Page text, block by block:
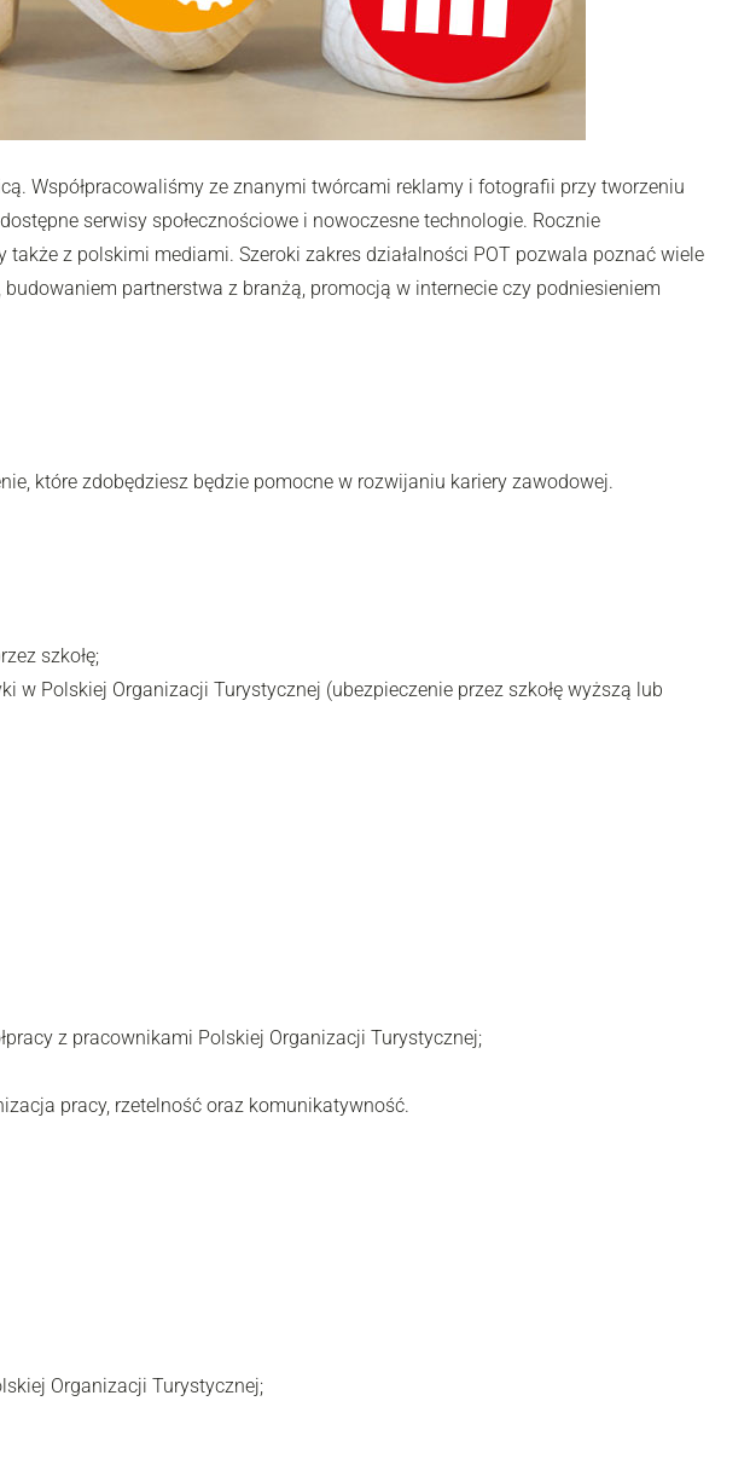
Współpracowaliśmy ze znanymi twórcami reklamy i fotografii przy tworzeniu
serwisy społecznościowe i nowoczesne technologie. Rocznie
z polskimi mediami. Szeroki zakres działalności POT pozwala poznać wiele
partnerstwa z branżą, promocją w internecie czy podniesieniem
które zdobędziesz będzie pomocne w rozwijaniu kariery zawodowej.
szkołę;
Polskiej Organizacji Turystycznej (ubezpieczenie przez szkołę wyższą lub
z pracownikami Polskiej Organizacji Turystycznej;
pracy, rzetelność oraz komunikatywność.
Organizacji Turystycznej;